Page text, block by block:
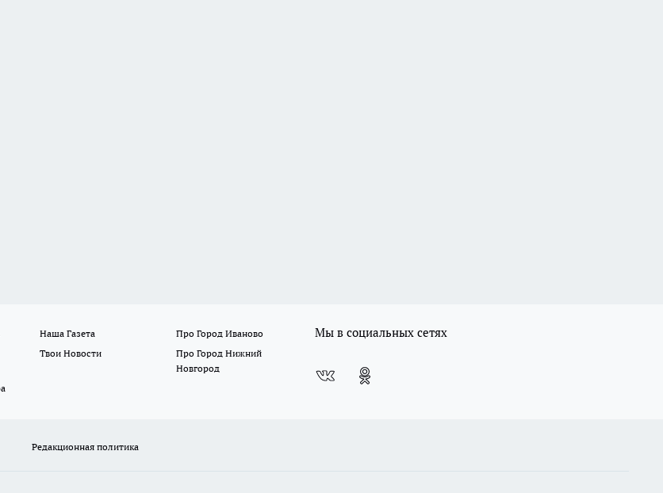
Наша Газета
Про Город Иваново
Твои Новости
Про Город Нижний
Новгород
Мы в социальных сетях
Редакционная политика